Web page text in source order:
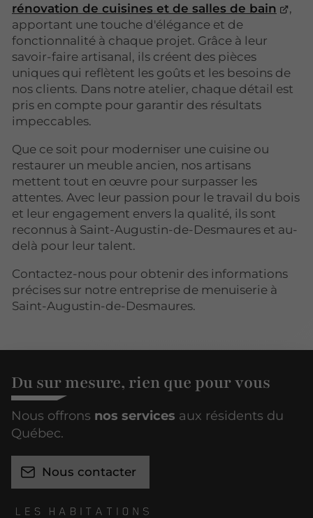
rénovation de cuisines et de salles de bain
,
apportant une touche d'élégance et de
fonctionnalité à chaque projet. Grâce à leur
savoir-faire artisanal, ils créent des pièces
uniques qui reflètent les goûts et les besoins de
nos clients. Dans notre atelier, chaque détail est
pris en compte pour garantir des résultats
impeccables.
Que ce soit pour moderniser une cuisine ou
restaurer un meuble ancien, nos artisans
mettent tout en œuvre pour surpasser les
attentes. Avec leur passion pour le travail du bois
et leur engagement envers la qualité, ils sont
reconnus à Saint-Augustin-de-Desmaures et au-
delà pour leur talent.
Contactez-nous pour obtenir des informations
précises sur notre entreprise de menuiserie à
Saint-Augustin-de-Desmaures.
Du sur mesure, rien que pour vous
Nous offrons nos services aux résidents du
Québec.
Nous contacter